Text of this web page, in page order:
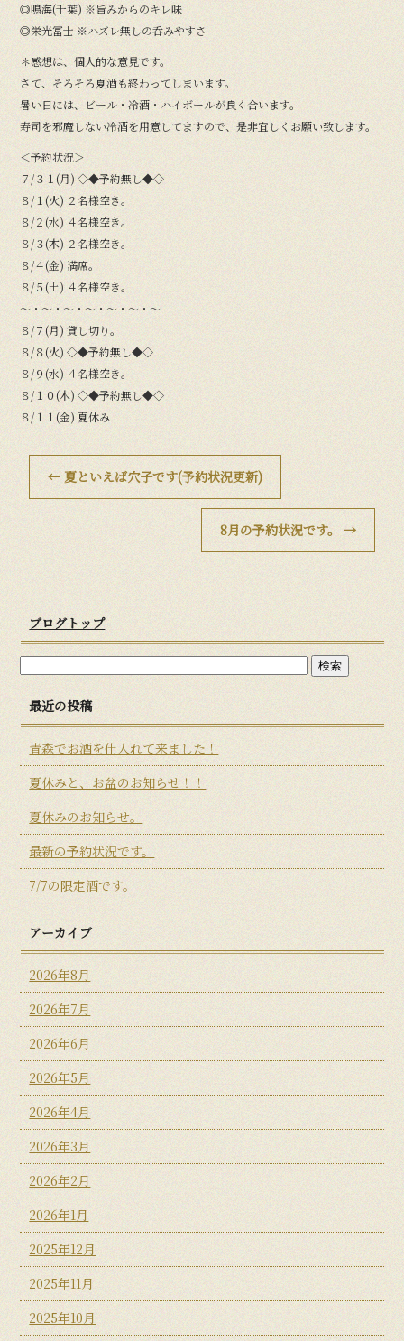
◎鳴海(千葉) ※旨みからのキレ味
◎栄光冨士 ※ハズレ無しの呑みやすさ
＊感想は、個人的な意見です。
さて、そろそろ夏酒も終わってしまいます。
暑い日には、ビール・冷酒・ハイボールが良く合います。
寿司を邪魔しない冷酒を用意してますので、是非宜しくお願い致します。
＜予約状況＞
７/３１(月) ◇◆予約無し◆◇
８/１(火) ２名様空き。
８/２(水) ４名様空き。
８/３(木) ２名様空き。
８/４(金) 満席。
８/５(土) ４名様空き。
〜・〜・〜・〜・〜・〜・〜
８/７(月) 貸し切り。
８/８(火) ◇◆予約無し◆◇
８/９(水) ４名様空き。
８/１０(木) ◇◆予約無し◆◇
８/１１(金) 夏休み
← 夏といえば穴子です(予約状況更新)
8月の予約状況です。 →
ブログトップ
最近の投稿
青森でお酒を仕入れて来ました！
夏休みと、お盆のお知らせ！！
夏休みのお知らせ。
最新の予約状況です。
7/7の限定酒です。
アーカイブ
2026年8月
2026年7月
2026年6月
2026年5月
2026年4月
2026年3月
2026年2月
2026年1月
2025年12月
2025年11月
2025年10月